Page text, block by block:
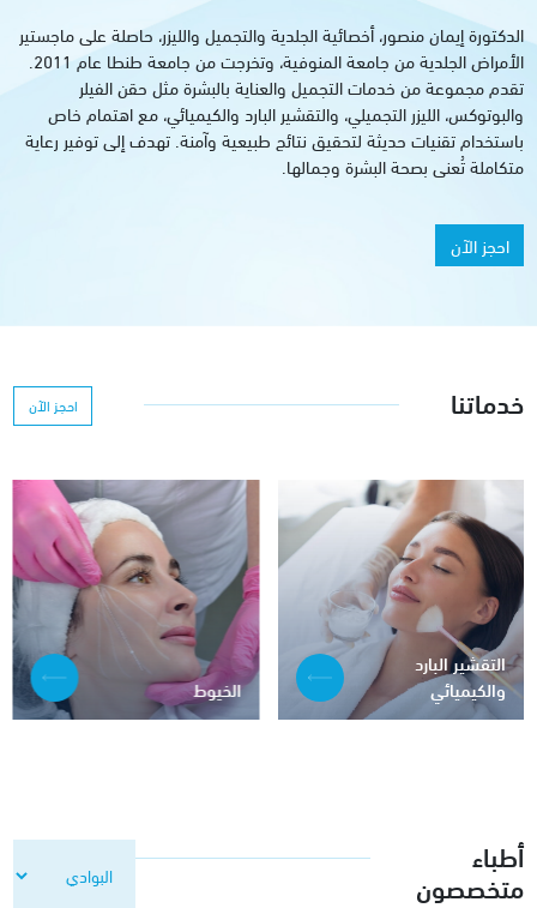
الدكتورة إيمان منصور، أخصائية الجلدية والتجميل والليزر، حاصلة على ماجستير
تقدم مجموعة من خدمات التجميل والعناية بالبشرة مثل حقن الفيلر
والبوتوكس، الليزر التجميلي، والتقشير البارد والكيميائي، مع اهتمام خاص
باستخدام تقنيات حديثة لتحقيق نتائج طبيعية وآمنة. تهدف إلى توفير رعاية
متكاملة تُعنى بصحة البشرة وجمالها.
احجز الآن
خدماتنا احجز الآن
التقشير البارد
والكيميائي
الخيوط
أطباء
متخصصون